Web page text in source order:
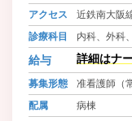
アクセス
近鉄南大阪
近鉄御所線
近鉄大阪線
診療科目 内科、外科
給与 詳細はナ
募集形態
准看護師（
配属
病棟